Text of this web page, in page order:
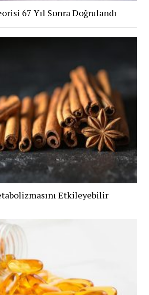
67 Yıl Sonra Doğrulandı
Etkileyebilir